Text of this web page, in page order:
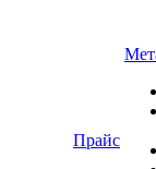
Прайс